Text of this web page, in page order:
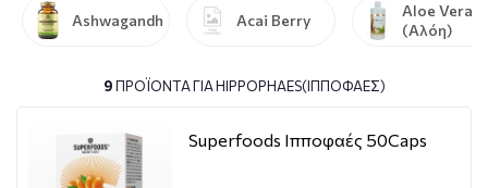
Ashwagandha Acai Berry
Aloe Vera
(Αλόη)
9ΠΡΟΪΌΝΤΑ ΓΙΑ HIPPOPHAES(ΙΠΠΟΦΑΈΣ)
Superfoods Ιπποφαές 50Caps